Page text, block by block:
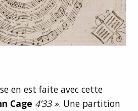
en est faite avec cette
Cage 4’33 ». Une partition